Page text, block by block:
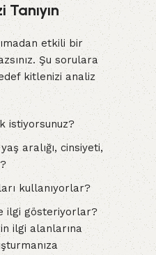
etkili bir
Şu sorulara
kitlenizi analiz
istiyorsunuz?
aralığı, cinsiyeti,
kullanıyorlar?
ilgi gösteriyorlar?
ilgi alanlarına